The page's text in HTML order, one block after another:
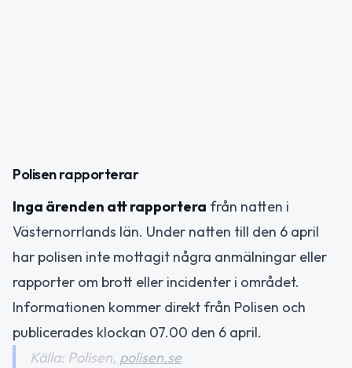
Polisen rapporterar
Inga ärenden att rapportera från natten i
Västernorrlands län. Under natten till den 6 april
har polisen inte mottagit några anmälningar eller
rapporter om brott eller incidenter i området.
Informationen kommer direkt från Polisen och
publicerades klockan 07.00 den 6 april.
Källa: Polisen, polisen.se